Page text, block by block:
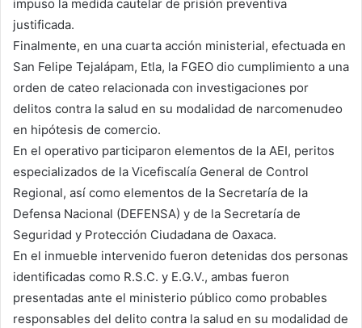
impuso la medida cautelar de prisión preventiva
justificada.
Finalmente, en una cuarta acción ministerial, efectuada en
San Felipe Tejalápam, Etla, la FGEO dio cumplimiento a una
orden de cateo relacionada con investigaciones por
delitos contra la salud en su modalidad de narcomenudeo
en hipótesis de comercio.
En el operativo participaron elementos de la AEI, peritos
especializados de la Vicefiscalía General de Control
Regional, así como elementos de la Secretaría de la
Defensa Nacional (DEFENSA) y de la Secretaría de
Seguridad y Protección Ciudadana de Oaxaca.
En el inmueble intervenido fueron detenidas dos personas
identificadas como R.S.C. y E.G.V., ambas fueron
presentadas ante el ministerio público como probables
responsables del delito contra la salud en su modalidad de